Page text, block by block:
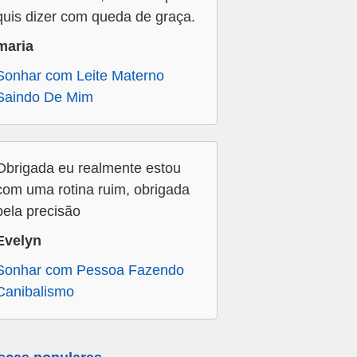
dizer com queda de graça.
com Leite Materno
De Mim
eu realmente estou
uma rotina ruim, obrigada
precisão
com Pessoa Fazendo